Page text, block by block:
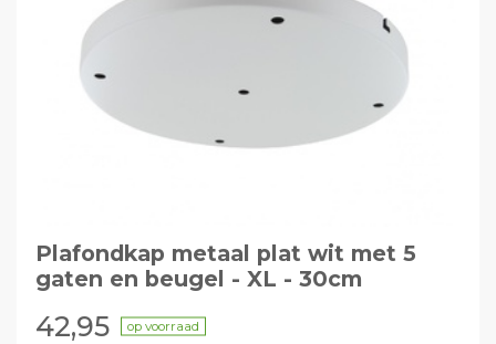
Plafondkap metaal plat wit met 5
gaten en beugel - XL - 30cm
42,95 op voorraad